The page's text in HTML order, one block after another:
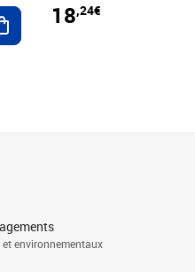
Ajouter au panier
18,24€
environnementaux